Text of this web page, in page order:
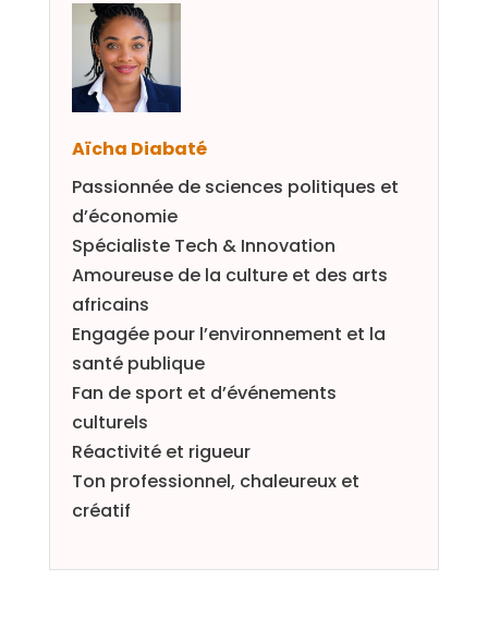
Aïcha Diabaté
Passionnée de sciences politiques et
d’économie
Spécialiste Tech & Innovation
Amoureuse de la culture et des arts
africains
Engagée pour l’environnement et la
santé publique
Fan de sport et d’événements
culturels
Réactivité et rigueur
Ton professionnel, chaleureux et
créatif